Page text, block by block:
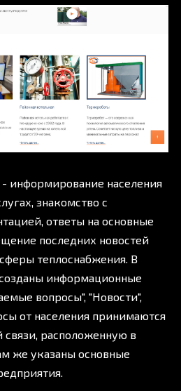
- информирование населения
знакомство с
ответы на основные
последних новостей
теплоснабжения. В
информационные
вопросы", "Новости",
от населения принимаются
расположенную в
же указаны основные